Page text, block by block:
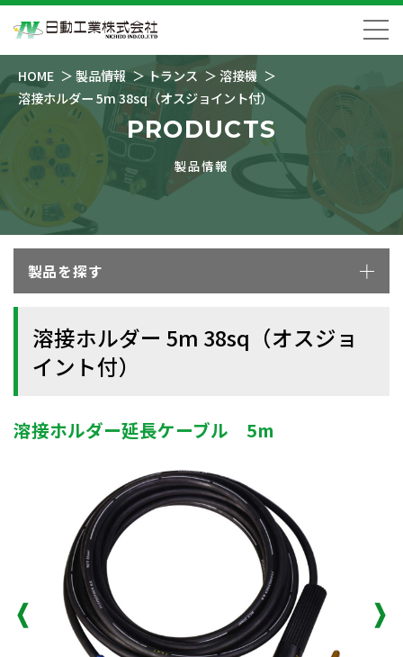
HOME 製品情報 トランス
溶接機
溶接ホルダー 5m 38sq（オスジョイント付）
PRODUCTS
製品情報
製品を探す
溶接ホルダー 5m 38sq（オスジョ
イント付）
溶接ホルダー延長ケーブル 5m